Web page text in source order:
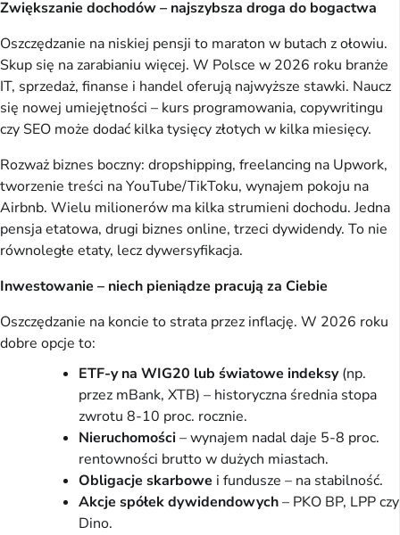
Zwiększanie dochodów – najszybsza droga do bogactwa
Oszczędzanie na niskiej pensji to maraton w butach z ołowiu.
Skup się na zarabianiu więcej. W Polsce w 2026 roku branże
IT, sprzedaż, finanse i handel oferują najwyższe stawki. Naucz
się nowej umiejętności – kurs programowania, copywritingu
czy SEO może dodać kilka tysięcy złotych w kilka miesięcy.
Rozważ biznes boczny: dropshipping, freelancing na Upwork,
tworzenie treści na YouTube/TikToku, wynajem pokoju na
Airbnb. Wielu milionerów ma kilka strumieni dochodu. Jedna
pensja etatowa, drugi biznes online, trzeci dywidendy. To nie
równoległe etaty, lecz dywersyfikacja.
Inwestowanie – niech pieniądze pracują za Ciebie
Oszczędzanie na koncie to strata przez inflację. W 2026 roku
dobre opcje to:
ETF-y na WIG20 lub światowe indeksy(np.
przez mBank, XTB) – historyczna średnia stopa
zwrotu 8-10 proc. rocznie.
Nieruchomości– wynajem nadal daje 5-8 proc.
rentowności brutto w dużych miastach.
Obligacje skarbowe i fundusze – na stabilność.
Akcje spółek dywidendowych– PKO BP, LPP czy
Dino.